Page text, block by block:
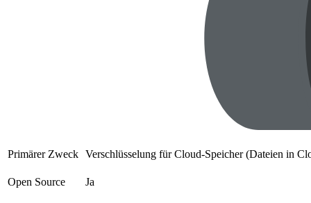
Primärer Zweck Verschlüsselung für Cloud-Speicher (Dateien in
Open Source Ja